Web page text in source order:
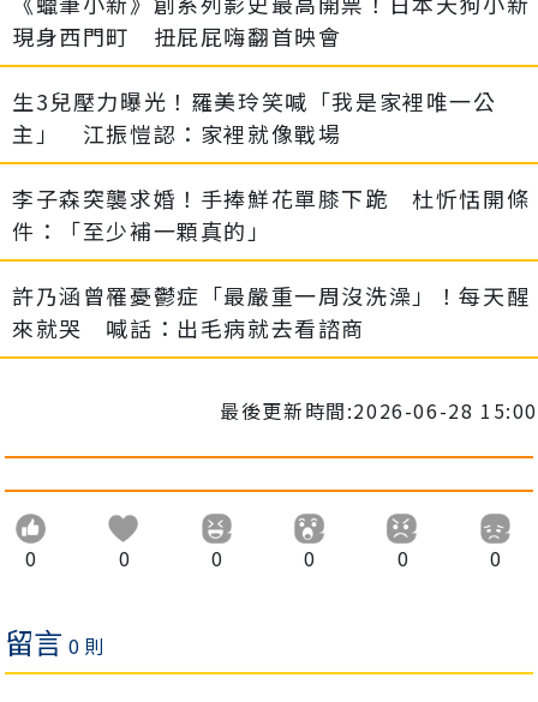
現身西門町 扭屁屁嗨翻首映會
生3兒壓力曝光！羅美玲笑喊「我是家裡唯一公
主」 江振愷認：家裡就像戰場
李子森突襲求婚！手捧鮮花單膝下跪 杜忻恬開條
件：「至少補一顆真的」
許乃涵曾罹憂鬱症「最嚴重一周沒洗澡」！每天醒
來就哭 喊話：出毛病就去看諮商
最後更新時間:2026-06-28 15:00
0 0 0 0 0 0